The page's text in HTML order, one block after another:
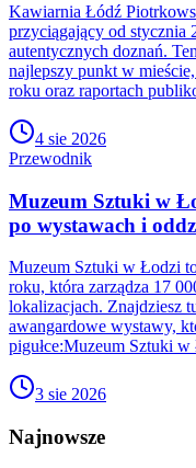
Kawiarnia Łódź
przyciągający od stycznia
autentycznych doznań.
najlepszy punkt w
roku oraz raportach
4 sie 2026
Przewodnik
Muzeum Sztuki w
po wystawach i
Muzeum Sztuki w Łodzi
roku, która zarządza 17
lokalizacjach. Znajdziesz
awangardowe wystawy,
pigułce:Muzeum Sztuki
3 sie 2026
Najnowsze